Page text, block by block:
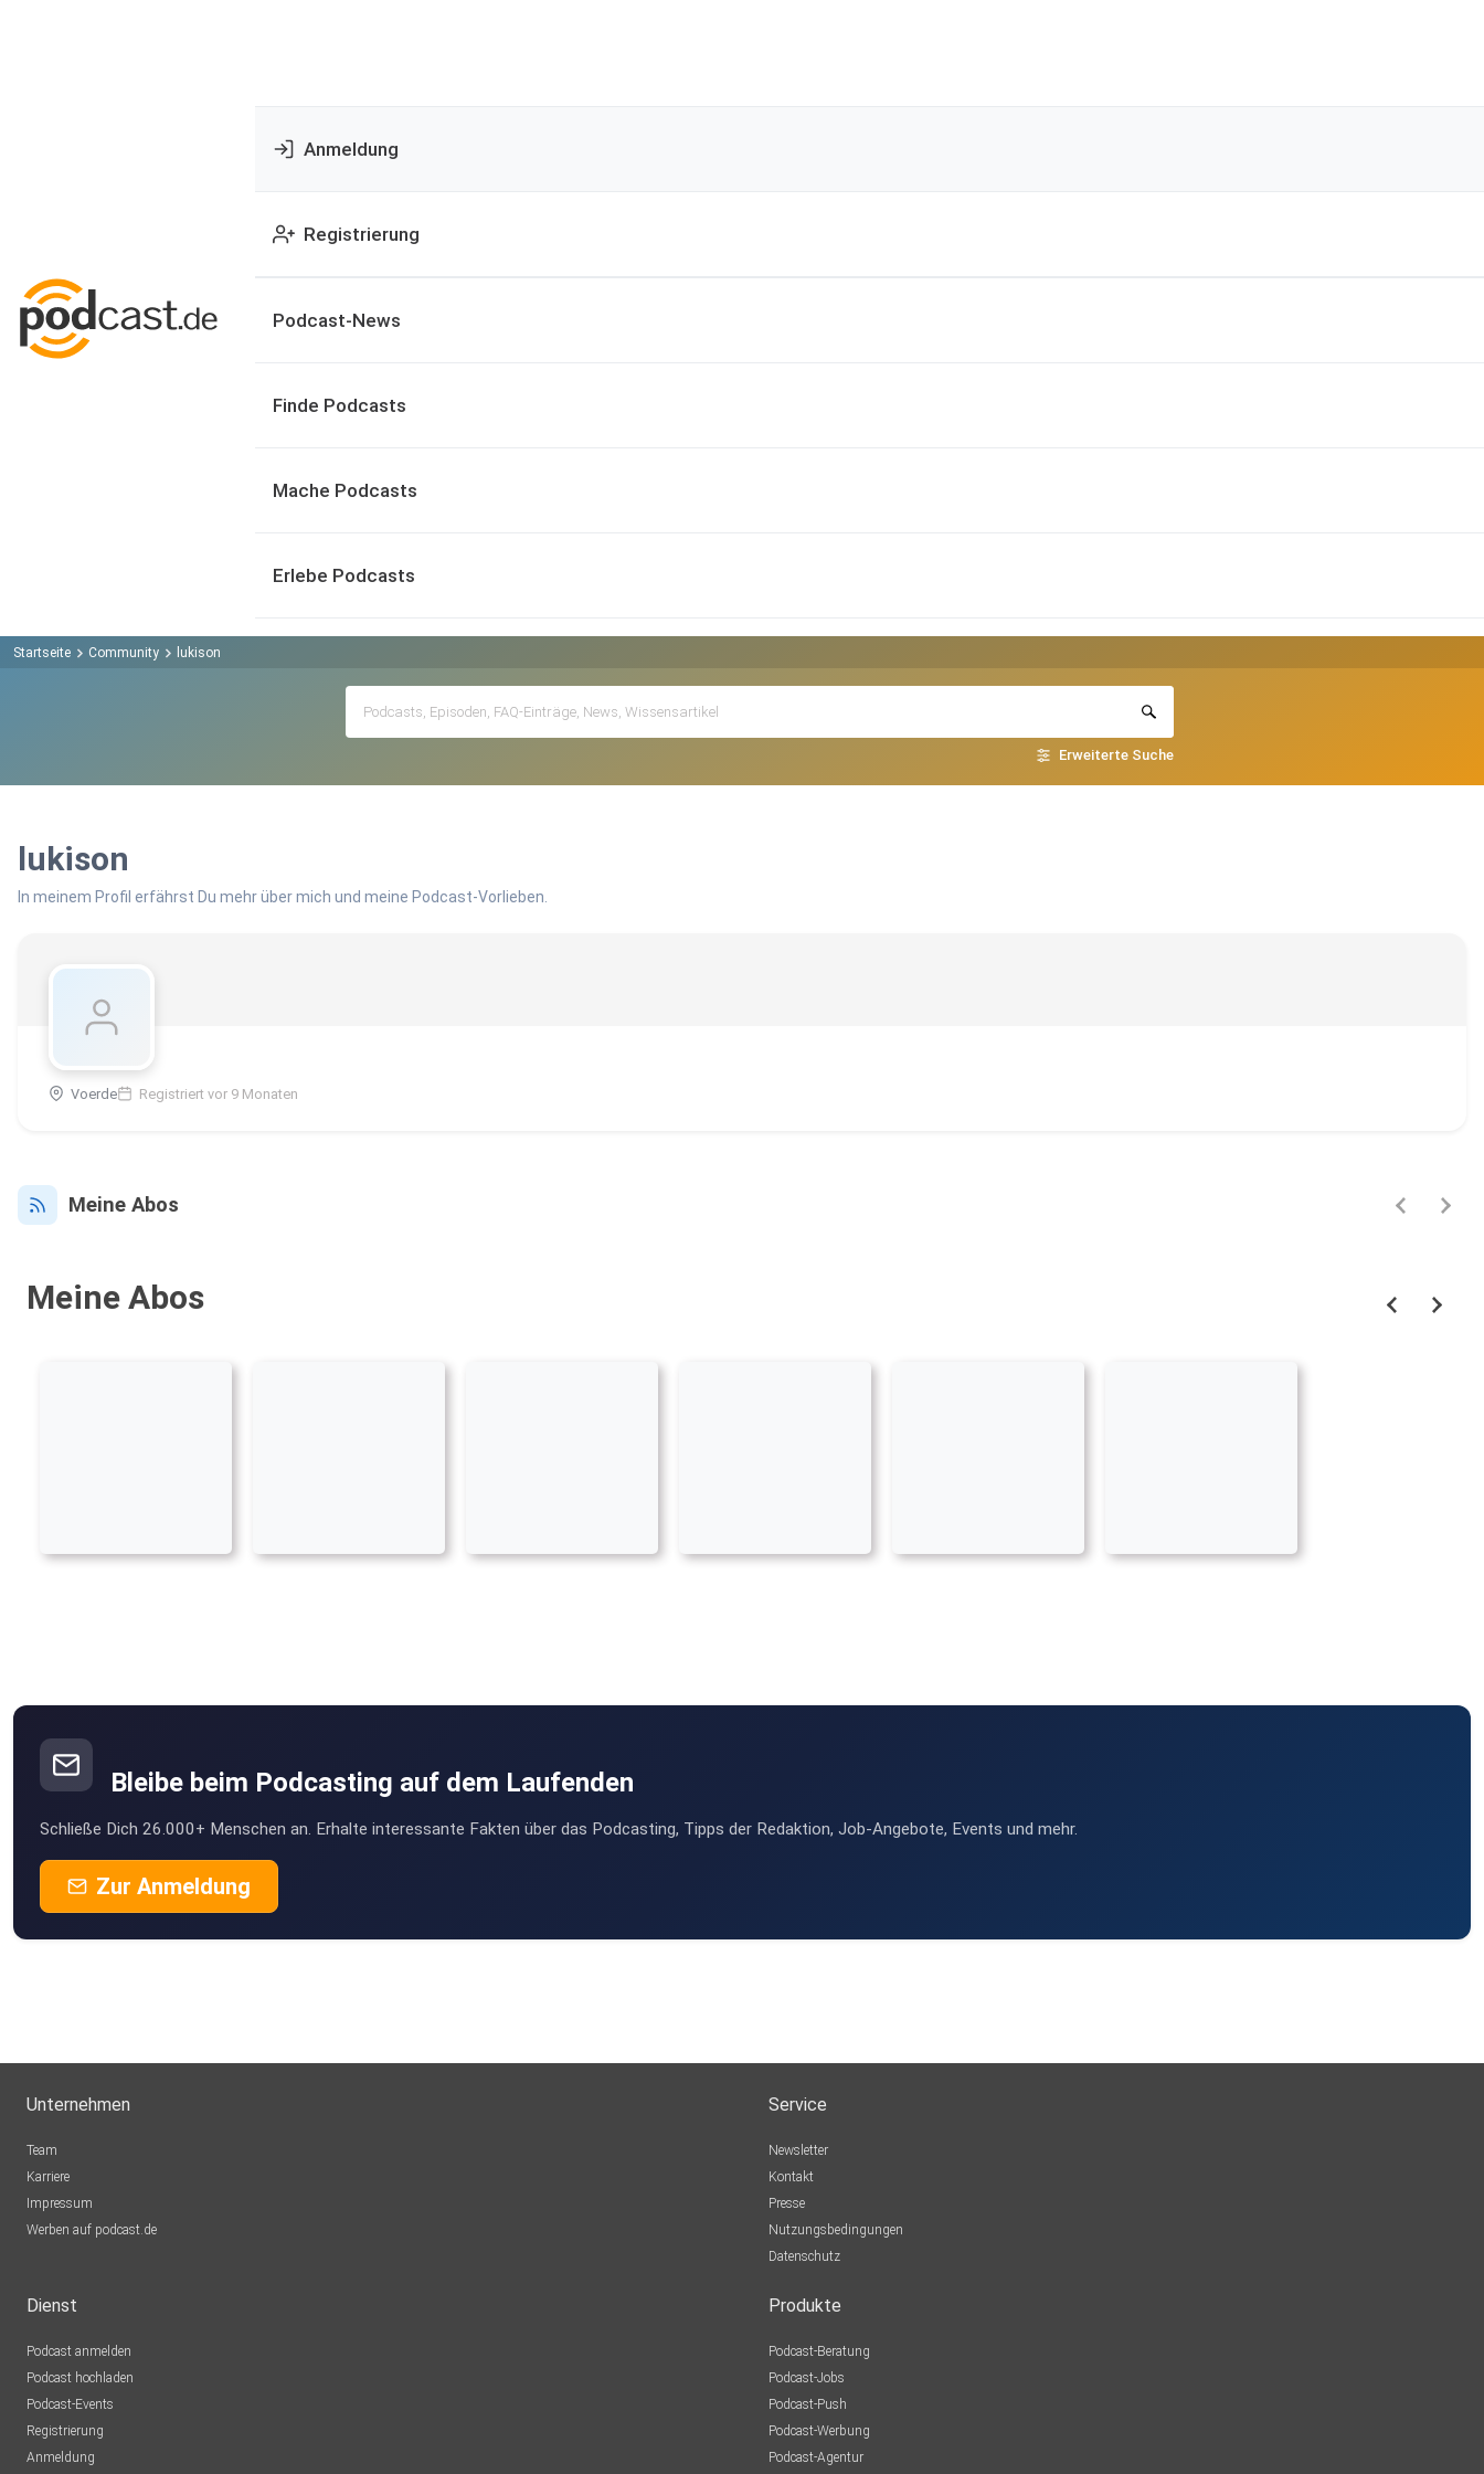
Anmeldung
Registrierung
Podcast-News
Finde Podcasts
Mache Podcasts
Erlebe Podcasts
Startseite Community lukison
Erweiterte Suche
lukison
In meinem Profil erfährst Du mehr über mich und meine Podcast-Vorlieben.
Voerde Registriert vor 9 Monaten
Meine Abos
Meine Abos
Bleibe beim Podcasting auf dem Laufenden
Schließe Dich 26.000+ Menschen an. Erhalte interessante Fakten über das Podcasting, Tipps der Redaktion, Job-Angebote, Events und mehr.
Zur Anmeldung
Unternehmen
Team
Karriere
Impressum
Werben auf podcast.de
Service
Newsletter
Kontakt
Presse
Nutzungsbedingungen
Datenschutz
Dienst
Podcast anmelden
Podcast hochladen
Podcast-Events
Registrierung
Anmeldung
Produkte
Podcast-Beratung
Podcast-Jobs
Podcast-Push
Podcast-Werbung
Podcast-Agentur